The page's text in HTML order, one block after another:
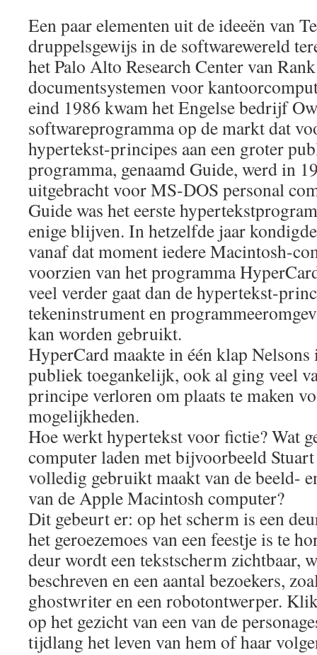
Een paar elementen uit de ideeën van
druppelsgewijs in de softwarewereld
het Palo Alto Research Center van
documentsystemen voor
eind 1986 kwam het Engelse bedrijf
softwareprogramma op de markt dat
hypertekst-principes aan een groter
programma, genaamd Guide, werd in
uitgebracht voor MS-DOS personal
Guide was het eerste
enige blijven. In hetzelfde jaar
vanaf dat moment iedere Macintosh-
voorzien van het programma
veel verder gaat dan de hypertekst-
tekeninstrument en
kan worden gebruikt.
HyperCard maakte in één klap
publiek toegankelijk, ook al ging veel
principe verloren om plaats te maken
mogelijkheden.
Hoe werkt hypertekst voor fictie? Wat
computer laden met bijvoorbeeld
volledig gebruikt maakt van de beeld-
van de Apple Macintosh computer?
Dit gebeurt er: op het scherm is een
het geroezemoes van een feestje is te
deur wordt een tekstscherm zichtbaar,
beschreven en een aantal bezoekers,
ghostwriter en een robotontwerper.
op het gezicht van een van de
tijdlang het leven van hem of haar